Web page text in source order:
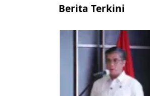
Berita Terkini